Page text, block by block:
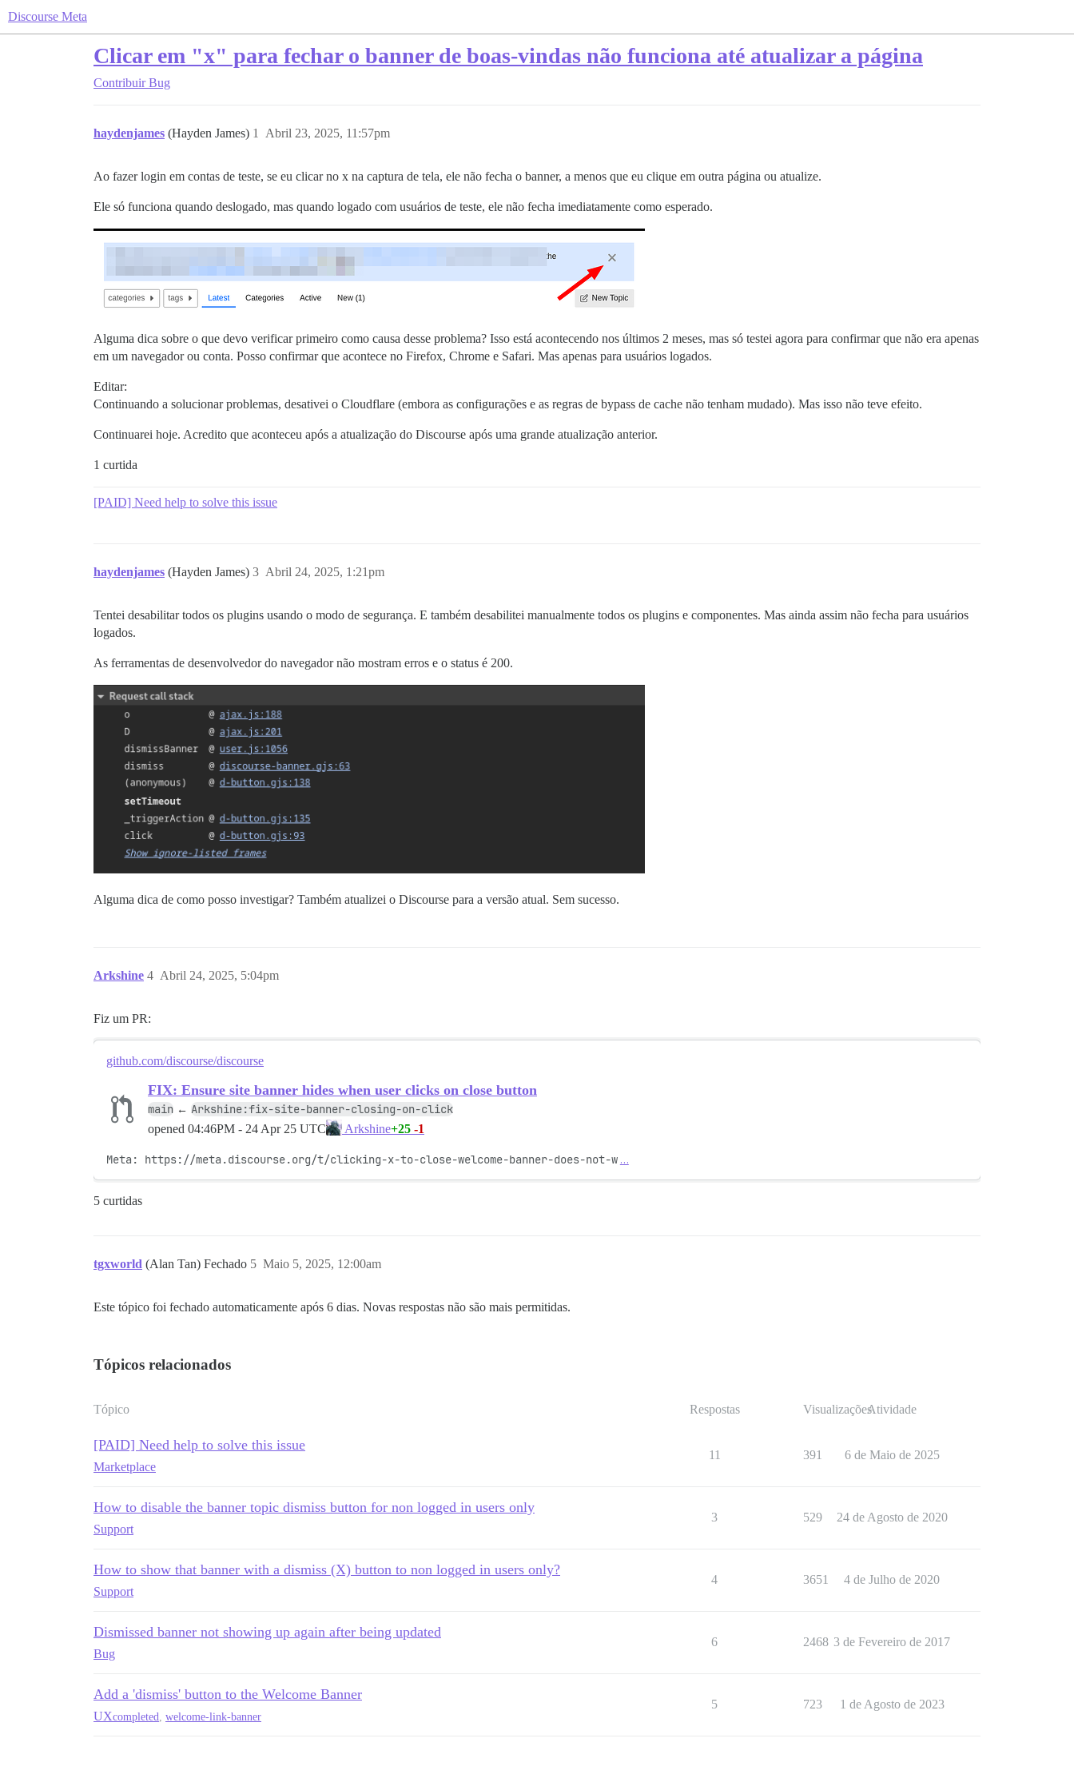
Discourse Meta
Clicar em "x" para fechar o banner de boas-vindas não funciona até atualizar a página
Contribuir Bug
haydenjames (Hayden James) Abril 23, 2025, 11:57pm
1
Ao fazer login em contas de teste, se eu clicar no x na captura de tela, ele não fecha o banner, a menos que eu clique em outra página ou atualize.
Ele só funciona quando deslogado, mas quando logado com usuários de teste, ele não fecha imediatamente como esperado.
Alguma dica sobre o que devo verificar primeiro como causa desse problema? Isso está acontecendo nos últimos 2 meses, mas só testei agora para confirmar que não era apenas
em um navegador ou conta. Posso confirmar que acontece no Firefox, Chrome e Safari. Mas apenas para usuários logados.
Editar:
Continuando a solucionar problemas, desativei o Cloudflare (embora as configurações e as regras de bypass de cache não tenham mudado). Mas isso não teve efeito.
Continuarei hoje. Acredito que aconteceu após a atualização do Discourse após uma grande atualização anterior.
1 curtida
[PAID] Need help to solve this issue
haydenjames (Hayden James) Abril 24, 2025, 1:21pm
3
Tentei desabilitar todos os plugins usando o modo de segurança. E também desabilitei manualmente todos os plugins e componentes. Mas ainda assim não fecha para usuários
logados.
As ferramentas de desenvolvedor do navegador não mostram erros e o status é 200.
Alguma dica de como posso investigar? Também atualizei o Discourse para a versão atual. Sem sucesso.
Arkshine Abril 24, 2025, 5:04pm
4
Fiz um PR:
github.com/discourse/discourse
FIX: Ensure site banner hides when user clicks on close button
main ← Arkshine:fix-site-banner-closing-on-click
opened 04:46PM - 24 Apr 25 UTC Arkshine+25 -1
Meta: https://meta.discourse.org/t/clicking-x-to-close-welcome-banner-does-not-w …
5 curtidas
tgxworld (Alan Tan) Fechado Maio 5, 2025, 12:00am
5
Este tópico foi fechado automaticamente após 6 dias. Novas respostas não são mais permitidas.
Tópicos relacionados
Tópico Respostas VisualizaçõesAtividade
[PAID] Need help to solve this issue
Marketplace
11 391 6 de Maio de 2025
How to disable the banner topic dismiss button for non logged in users only
Support
3 529 24 de Agosto de 2020
How to show that banner with a dismiss (X) button to non logged in users only?
Support
4 3651 4 de Julho de 2020
Dismissed banner not showing up again after being updated
Bug
6 2468 3 de Fevereiro de 2017
Add a 'dismiss' button to the Welcome Banner
UXcompleted welcome-link-banner
5 723 1 de Agosto de 2023